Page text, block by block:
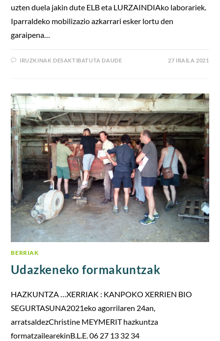
uzten duela jakin dute ELB eta LURZAINDIAko laborariek.
Iparraldeko mobilizazio azkarrari esker lortu den
garaipena…
IRUZKINAK DESAKTIBATUTA DAUDE 27 IRAILA 2021
BERRIAK
Udazkeneko formakuntzak
HAZKUNTZA …XERRIAK : KANPOKO XERRIEN BIO
SEGURTASUNA2021eko agorrilaren 24an,
arratsaldezChristine MEYMERIT hazkuntza
formatzailearekinB.L.E. 06 27 13 32 34